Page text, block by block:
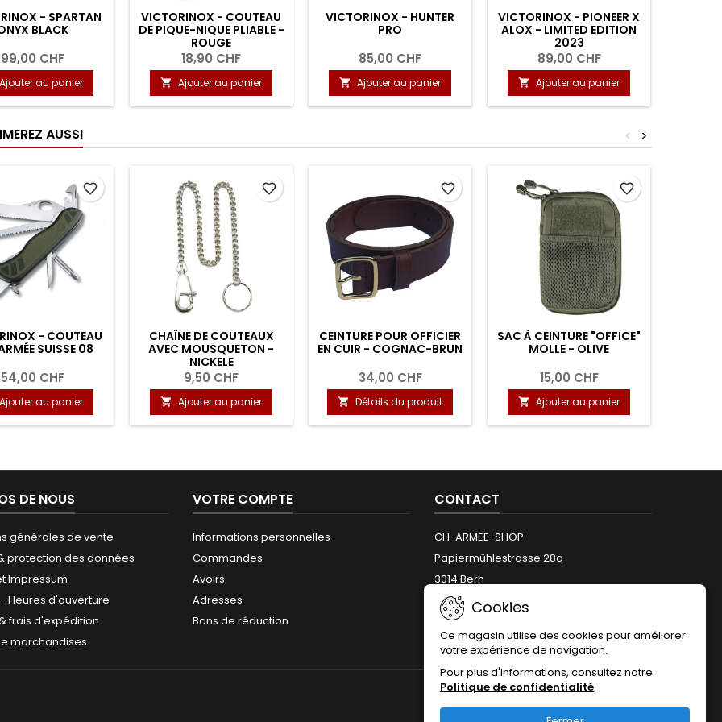
- SPARTAN
BLACK
99,00 CHF
Ajouter au panier
VICTORINOX - COUTEAU
DE PIQUE-NIQUE PLIABLE -
ROUGE
18,90 CHF
 Ajouter au panier
VICTORINOX - HUNTER
PRO
85,00 CHF
 Ajouter au panier
VICTORINOX - PIONEER X
ALOX - LIMITED EDITION
2023
89,00 CHF
 Ajouter au panier
AUSSI >
<
- COUTEAU
SUISSE 08
54,00 CHF
Ajouter au panier
favorite_border
CHAÎNE DE COUTEAUX
AVEC MOUSQUETON -
NICKELE
9,50 CHF
 Ajouter au panier
favorite_border
CEINTURE POUR OFFICIER
EN CUIR - COGNAC-BRUN
34,00 CHF
 Détails du produit
favorite_border
SAC À CEINTURE "OFFICE"
MOLLE - OLIVE
15,00 CHF
 Ajouter au panier
favorite_border
DE NOUS
générales de vente
protection des données
Impressum
Heures d'ouverture
frais d'expédition
marchandises
VOTRE COMPTE
Informations personnelles
Commandes
Avoirs
Adresses
Bons de réduction
CONTACT
CH-ARMEE-SHOP
Papiermühlestrasse 28a
3014 Bern
Téléphone:
+41 (0)31 312 12 66
Email:
Cookies
Ce magasin utilise des cookies pour améliorer
votre expérience de navigation.
Pour plus d'informations, consultez notre
Politique de confidentialité.